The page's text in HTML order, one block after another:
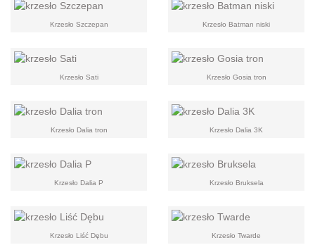
Krzesło Szczepan Krzesło Batman niski
Krzesło Sati Krzesło Gosia tron
Krzesło Dalia tron Krzesło Dalia 3K
Krzesło Dalia P Krzesło Bruksela
Krzesło Liść Dębu Krzesło Twarde